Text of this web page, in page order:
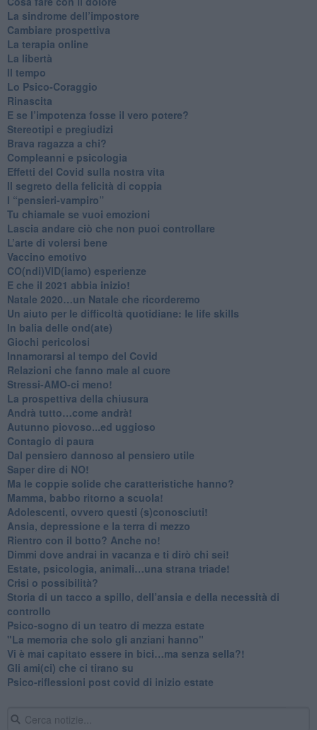
​La sindrome dell’impostore
​Cambiare prospettiva
La terapia online
La libertà
​Il tempo
​Lo Psico-Coraggio
Rinascita
​E se l’impotenza fosse il vero potere?
Stereotipi e pregiudizi
​Brava ragazza a chi?
​Compleanni e psicologia
Effetti del Covid sulla nostra vita
Il segreto della felicità di coppia
​I “pensieri-vampiro”
​Tu chiamale se vuoi emozioni
​Lascia andare ciò che non puoi controllare
L’arte di volersi bene
​Vaccino emotivo
CO(ndi)VID(iamo) esperienze
​E che il 2021 abbia inizio!
​Natale 2020…un Natale che ricorderemo
Un aiuto per le difficoltà quotidiane: le life skills
​In balia delle ond(ate)
Giochi pericolosi
Innamorarsi al tempo del Covid
​Relazioni che fanno male al cuore
​Stressi-AMO-ci meno!
​La prospettiva della chiusura
​Andrà tutto…come andrà!
Autunno piovoso...ed uggioso
​Contagio di paura
​Dal pensiero dannoso al pensiero utile
​Saper dire di NO!
​Ma le coppie solide che caratteristiche hanno?
​Mamma, babbo ritorno a scuola!
Adolescenti, ovvero questi (s)conosciuti!
Ansia, depressione e la terra di mezzo
​Rientro con il botto? Anche no!
Dimmi dove andrai in vacanza e ti dirò chi sei!
​Estate, psicologia, animali…una strana triade!
​Crisi o possibilità?
​Storia di un tacco a spillo, dell’ansia e della necessità di
controllo
​Psico-sogno di un teatro di mezza estate
"La memoria che solo gli anziani hanno"
​Vi è mai capitato essere in bici…ma senza sella?!
​Gli ami(ci) che ci tirano su
Psico-riflessioni post covid di inizio estate